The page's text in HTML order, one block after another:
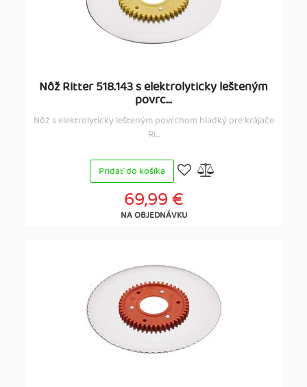
Nôž Ritter 518.143 s elektrolyticky lešteným
povrc...
Nôž s elektrolyticky lešteným povrchom hladký pre krájače
Ri...
Pridať do košíka
69,99 €
NA OBJEDNÁVKU